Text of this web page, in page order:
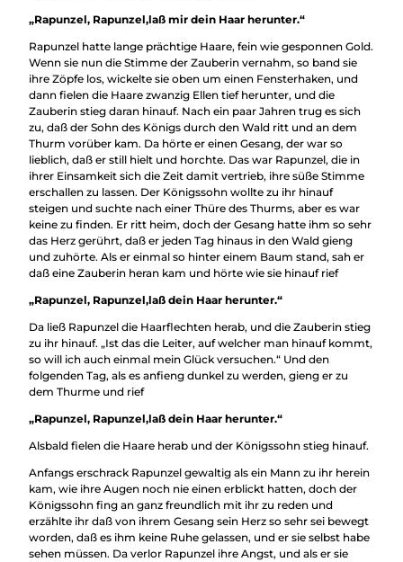
„Rapunzel, Rapunzel,laß mir dein Haar herunter.“
Rapunzel hatte lange prächtige Haare, fein wie gesponnen Gold.
Wenn sie nun die Stimme der Zauberin vernahm, so band sie
ihre Zöpfe los, wickelte sie oben um einen Fensterhaken, und
dann fielen die Haare zwanzig Ellen tief herunter, und die
Zauberin stieg daran hinauf. Nach ein paar Jahren trug es sich
zu, daß der Sohn des Königs durch den Wald ritt und an dem
Thurm vorüber kam. Da hörte er einen Gesang, der war so
lieblich, daß er still hielt und horchte. Das war Rapunzel, die in
ihrer Einsamkeit sich die Zeit damit vertrieb, ihre süße Stimme
erschallen zu lassen. Der Königssohn wollte zu ihr hinauf
steigen und suchte nach einer Thüre des Thurms, aber es war
keine zu finden. Er ritt heim, doch der Gesang hatte ihm so sehr
das Herz gerührt, daß er jeden Tag hinaus in den Wald gieng
und zuhörte. Als er einmal so hinter einem Baum stand, sah er
daß eine Zauberin heran kam und hörte wie sie hinauf rief
„Rapunzel, Rapunzel,laß dein Haar herunter.“
Da ließ Rapunzel die Haarflechten herab, und die Zauberin stieg
zu ihr hinauf. „Ist das die Leiter, auf welcher man hinauf kommt,
so will ich auch einmal mein Glück versuchen.“ Und den
folgenden Tag, als es anfieng dunkel zu werden, gieng er zu
dem Thurme und rief
„Rapunzel, Rapunzel,laß dein Haar herunter.“
Alsbald fielen die Haare herab und der Königssohn stieg hinauf.
Anfangs erschrack Rapunzel gewaltig als ein Mann zu ihr herein
kam, wie ihre Augen noch nie einen erblickt hatten, doch der
Königssohn fing an ganz freundlich mit ihr zu reden und
erzählte ihr daß von ihrem Gesang sein Herz so sehr sei bewegt
worden, daß es ihm keine Ruhe gelassen, und er sie selbst habe
sehen müssen. Da verlor Rapunzel ihre Angst, und als er sie